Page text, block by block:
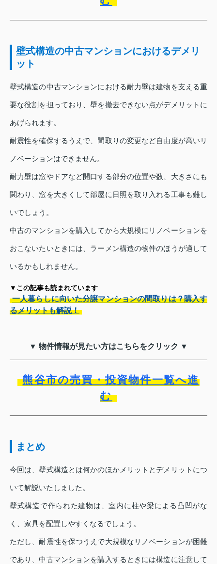
壁式構造の中古マンションにおけるデメリ
ット
壁式構造の中古マンションにおける耐力壁は建物を支える重
要な役割を担っており、壁を撤去できない点がデメリットに
あげられます。
耐震性を確保するうえで、間取りの変更など自由度が高いリ
ノベーションはできません。
耐力壁は窓やドアなど開口する部分の位置や数、大きさにも
関わり、窓を大きくして部屋に日照を取り入れる工事も難し
いでしょう。
中古のマンションを購入してから大規模にリノベーションを
おこないたいときには、ラーメン構造の物件のほうが適して
いるかもしれません。
▼この記事も読まれています
一人暮らしに向いた分譲マンションの間取りは？購入す
るメリットも解説！
▼ 物件情報が見たい方はこちらをクリック ▼
熊谷市の売買・投資物件一覧へ進
む
まとめ
今回は、壁式構造とは何かのほかメリットとデメリットにつ
いて解説いたしました。
壁式構造で作られた建物は、室内に柱や梁による凸凹がな
く、家具を配置しやすくなるでしょう。
ただし、耐震性を保つうえで大規模なリノベーションが困難
であり、中古マンションを購入するときには構造に注意して